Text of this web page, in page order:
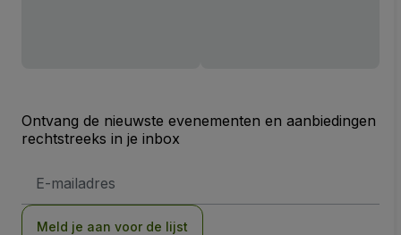
Ontvang de nieuwste evenementen en aanbiedingen
rechtstreeks in je inbox
mailadres
Meld je aan voor de lijst